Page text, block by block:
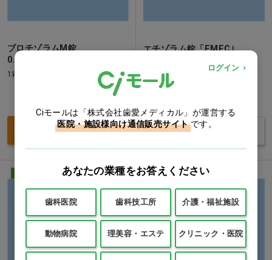
ブロチゾラムM錠
0.25「EMEC｣
1箱(100錠)
買い物カゴ
エチゾラム錠「EMEC｣
1箱(100錠)
バリエーションを見る
医療用医薬品
ログイン
Ciモールは「株式会社歯愛メディカル」が運営する
医院・施設様向け通信販売サイト です。
あなたの業種をお答えください
歯科医院 歯科技工所 介護・福祉施設
動物病院 理美容・エステ クリニック・医院